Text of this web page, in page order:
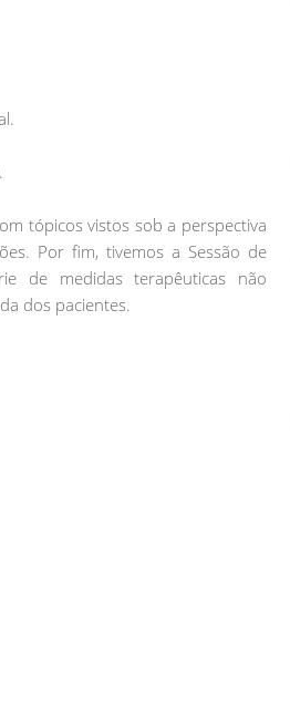
tópicos vistos sob a perspectiva
Por fim, tivemos a Sessão de
de medidas terapêuticas não
dos pacientes.